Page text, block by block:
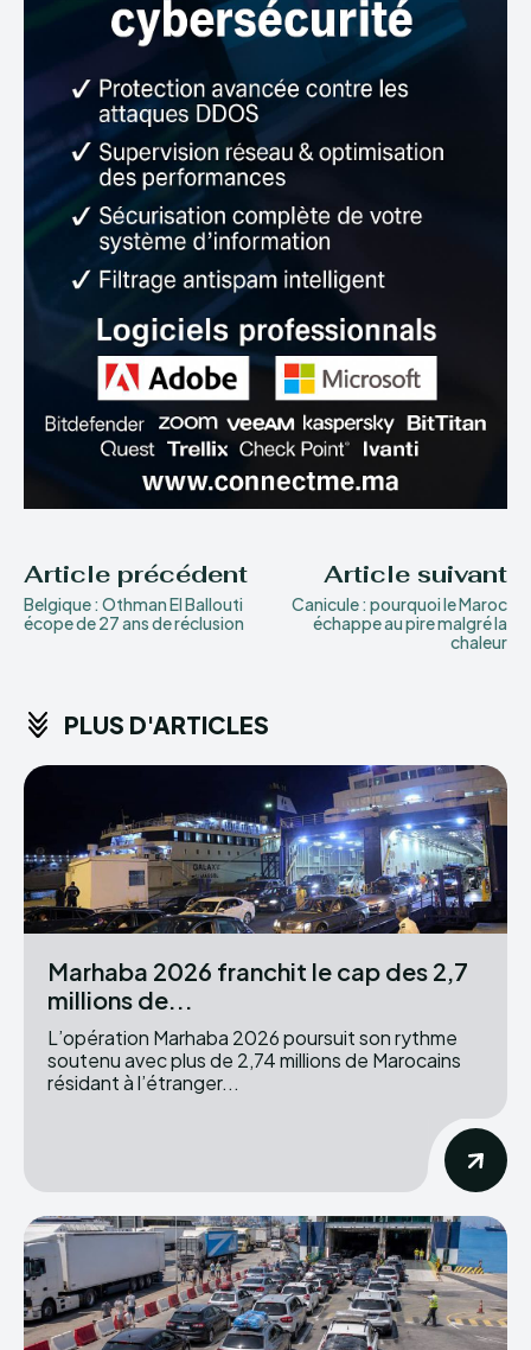
Article précédent
Belgique : Othman El Ballouti
écope de 27 ans de réclusion
Article suivant
Canicule : pourquoi le Maroc
échappe au pire malgré la
chaleur
PLUS D'ARTICLES
Marhaba 2026 franchit le cap des 2,7
millions de...
L’opération Marhaba 2026 poursuit son rythme
soutenu avec plus de 2,74 millions de Marocains
résidant à l’étranger...